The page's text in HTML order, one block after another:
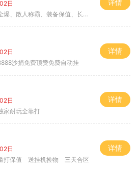
日
、散人称霸、装备保值、长期耐玩
详情
日
沙捐免费顶赞免费自动挂
详情
日
家耐玩全靠打
详情
日
打保值 送挂机捡物 三天合区
详情